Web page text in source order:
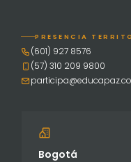
PRESENCIA
(601) 927 8576
(57) 310 209 9800
participa@educapaz.co
Bogotá